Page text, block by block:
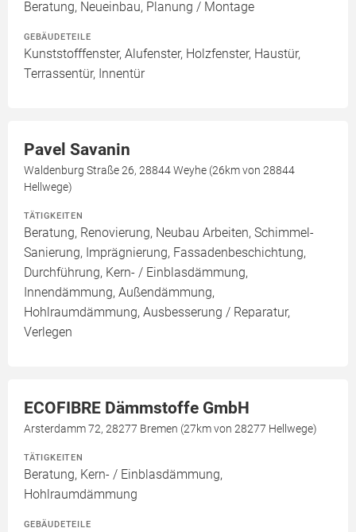
Beratung, Neueinbau, Planung / Montage
GEBÄUDETEILE
Kunststofffenster, Alufenster, Holzfenster, Haustür,
Terrassentür, Innentür
Pavel Savanin
Waldenburg Straße 26, 28844 Weyhe (26km von 28844
Hellwege)
TÄTIGKEITEN
Beratung, Renovierung, Neubau Arbeiten, Schimmel-
Sanierung, Imprägnierung, Fassadenbeschichtung,
Durchführung, Kern- / Einblasdämmung,
Innendämmung, Außendämmung,
Hohlraumdämmung, Ausbesserung / Reparatur,
Verlegen
ECOFIBRE Dämmstoffe GmbH
Arsterdamm 72, 28277 Bremen (27km von 28277 Hellwege)
TÄTIGKEITEN
Beratung, Kern- / Einblasdämmung,
Hohlraumdämmung
GEBÄUDETEILE